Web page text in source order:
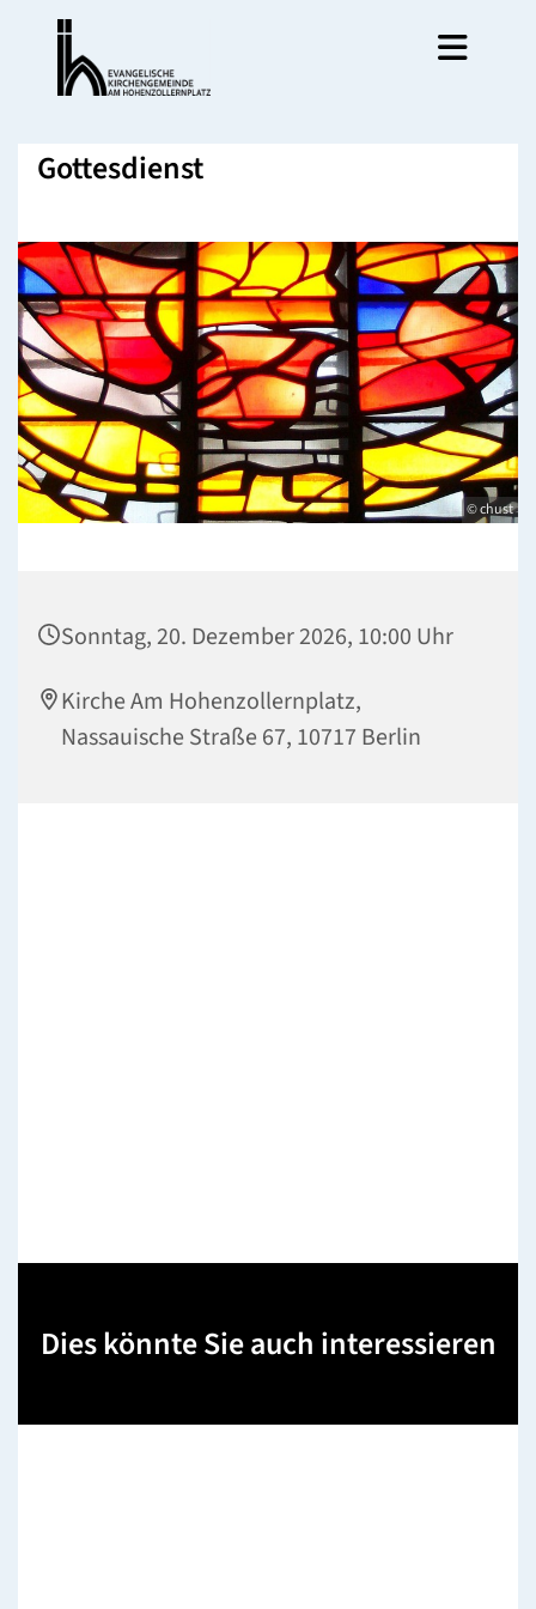
Gottesdienst
© chust
Sonntag, 20. Dezember 2026, 10:00 Uhr
Kirche Am Hohenzollernplatz,
Nassauische Straße 67, 10717 Berlin
Dies könnte Sie auch interessieren